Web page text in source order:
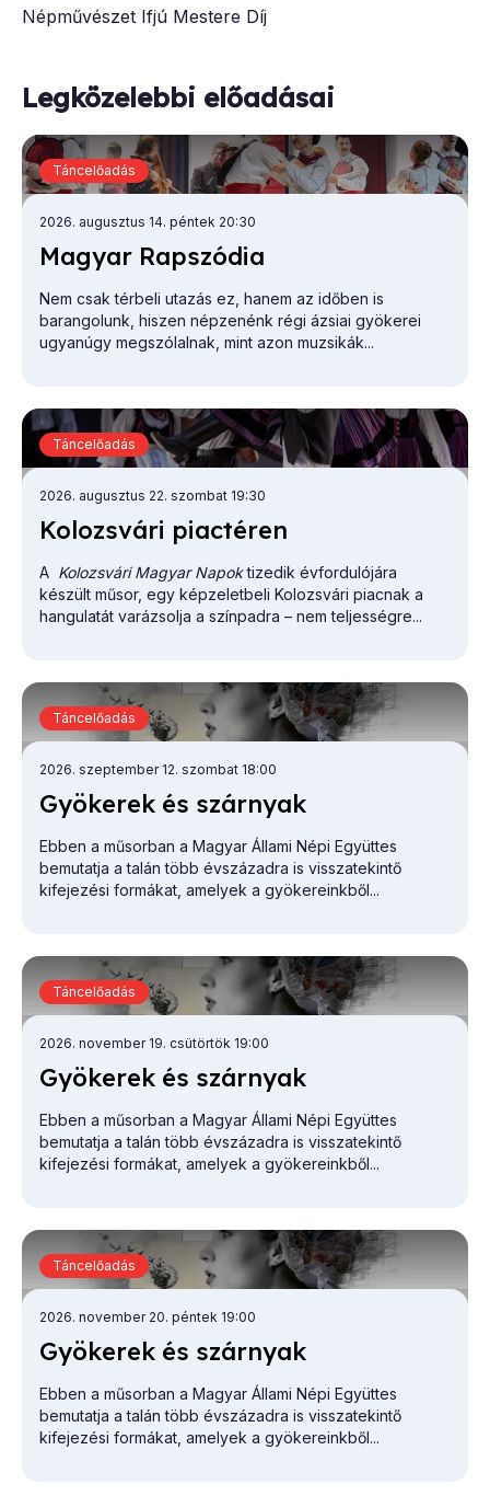
Népművészet Ifjú Mestere Díj
Legközelebbi előadásai
Ma­gyar Rap­szó­dia
2026. augusztus 14. péntek 20:30
Nem csak térbeli utazás ez, hanem az időben is
barangolunk, hiszen népzenénk régi ázsiai gyökerei
ugyanúgy megszólalnak, mint azon muzsikák...
Táncelőadás
Ko­lozs­vá­ri pi­ac­té­ren
2026. augusztus 22. szombat 19:30
A Kolozsvári Magyar Napoktizedik évfordulójára
készült műsor, egy képzeletbeli Kolozsvári piacnak a
hangulatát varázsolja a színpadra – nem teljességre...
Táncelőadás
Gyö­ke­rek és szár­nyak
2026. szeptember 12. szombat 18:00
Ebben a műsorban a Magyar Állami Népi Együttes
bemutatja a talán több évszázadra is visszatekintő
kifejezési formákat, amelyek a gyökereinkből...
Táncelőadás
Gyö­ke­rek és szár­nyak
2026. november 19. csütörtök 19:00
Ebben a műsorban a Magyar Állami Népi Együttes
bemutatja a talán több évszázadra is visszatekintő
kifejezési formákat, amelyek a gyökereinkből...
Táncelőadás
Gyö­ke­rek és szár­nyak
2026. november 20. péntek 19:00
Ebben a műsorban a Magyar Állami Népi Együttes
bemutatja a talán több évszázadra is visszatekintő
kifejezési formákat, amelyek a gyökereinkből...
Táncelőadás